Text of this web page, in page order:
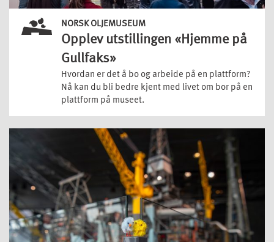
NORSK OLJEMUSEUM
Opplev utstillingen «Hjemme på
Gullfaks»
Hvordan er det å bo og arbeide på en plattform?
Nå kan du bli bedre kjent med livet om bor på en
plattform på museet.